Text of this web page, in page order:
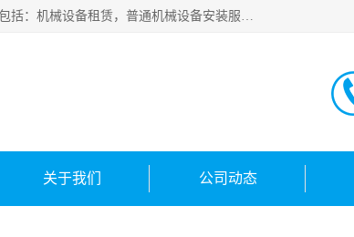
青岛高晟工程机械租赁有限公司成立于2015年，注册地位于山东省青岛市。经营范围包括：机械设备租赁，普通机械设备安装服务，电子、机械设备维护，专用设备修理，通用设备修理，机械设备销售，环境保护专用设备销售，建筑材料销售，专业保洁、清洗、消毒服务，劳动保护用品销售，信息技术咨询服务，汽车拖车、求援、清障服务，物业管理；工程管理服务，货物进出口，技术进出口，汽车销售，新能源汽车整车销售等。
关于我们 公司动态